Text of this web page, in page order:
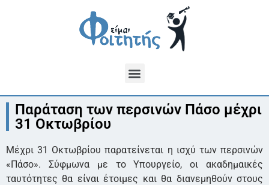
Παράταση των περσινών Πάσο μέχρι
31 Οκτωβρίου
Μέχρι 31 Οκτωβρίου παρατείνεται η ισχύ των περσινών
«Πάσο». Σύφμωνα με το Υπουργείο, οι ακαδημαικές
ταυτότητες θα είναι έτοιμες και θα διανεμηθούν στους